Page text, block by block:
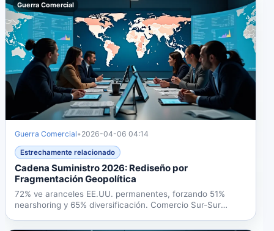
Guerra Comercial
Guerra Comercial• 2026-04-06 04:14
Estrechamente relacionado
Cadena Suministro 2026: Rediseño por
Fragmentación Geopolítica
72% ve aranceles EE.UU. permanentes, forzando 51%
nearshoring y 65% diversificación. Comercio Sur-Sur